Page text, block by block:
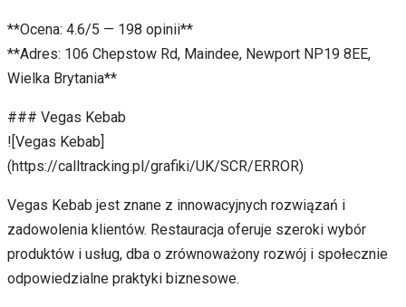
**Ocena: 4.6/5 — 198 opinii**
**Adres: 106 Chepstow Rd, Maindee, Newport NP19 8EE,
Wielka Brytania**
### Vegas Kebab
![Vegas Kebab]
(https://calltracking.pl/grafiki/UK/SCR/ERROR)
Vegas Kebab jest znane z innowacyjnych rozwiązań i
zadowolenia klientów. Restauracja oferuje szeroki wybór
produktów i usług, dba o zrównoważony rozwój i społecznie
odpowiedzialne praktyki biznesowe.